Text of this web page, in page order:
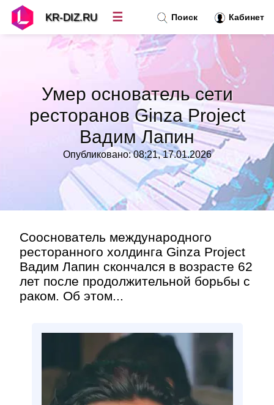
Умер основатель сети
ресторанов Ginza Project
Вадим Лапин
Опубликовано: 08:21, 17.01.2026
Сооснователь международного
ресторанного холдинга Ginza Project
Вадим Лапин скончался в возрасте 62
лет после продолжительной борьбы с
раком. Об этом...
Поиск Кабинет
KR-DIZ.RU ☰
Топ новостей»
»
Контакт»